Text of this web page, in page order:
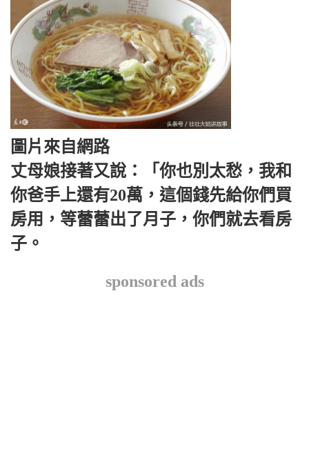
圖片來自網路
丈母娘接著又說：「你也別太愁，我和
你爸手上還有20萬，這個錢先給你們買
房用，等蕾蕾出了月子，你們就去看房
子。
sponsored ads